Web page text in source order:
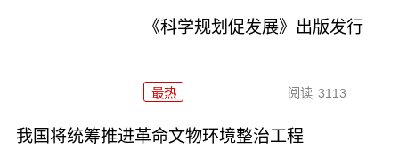
《科学规划促发展》出版发行
最热 阅读 3113
我国将统筹推进革命文物环境整治工程